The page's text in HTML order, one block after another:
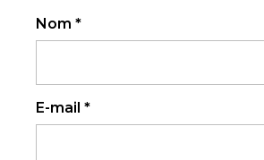
Nom *
E-mail *